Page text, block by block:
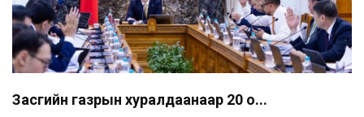
Засгийн газрын хуралдаанаар 20 о...